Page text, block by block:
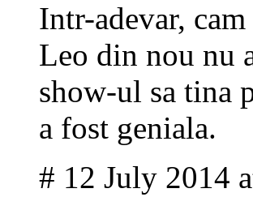
Intr-adevar,
Leo din nou nu
show-ul sa tina
a fost geniala.
# 12 July 2014